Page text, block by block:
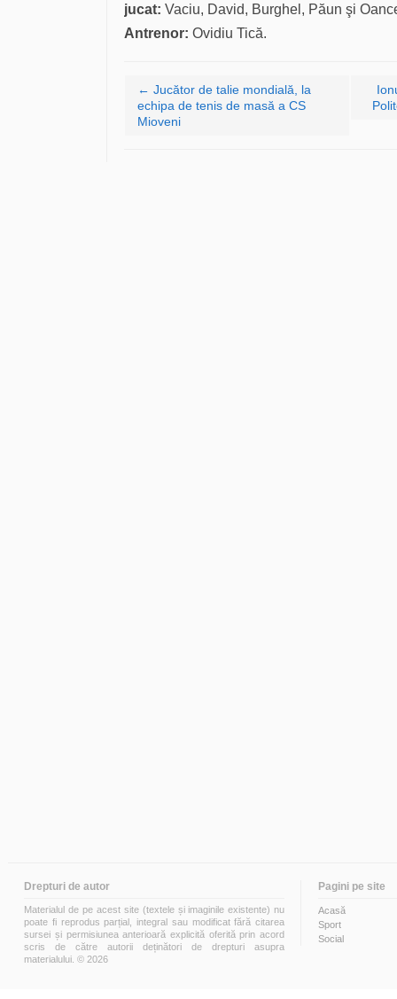
jucat: Vaciu, David, Burghel, Păun şi
Antrenor: Ovidiu Tică.
Navigare articole
← Jucător de talie mondială, la
echipa de tenis de masă a CS
Mioveni
Drepturi de autor
Materialul de pe acest site (textele și imaginile existente) nu
poate fi reprodus parțial, integral sau modificat fără citarea
sursei și permisiunea anterioară explicită oferită prin acord
scris de către autorii deținători de drepturi asupra
materialului. © 2026
Pagini pe site
Acasă
Sport
Social